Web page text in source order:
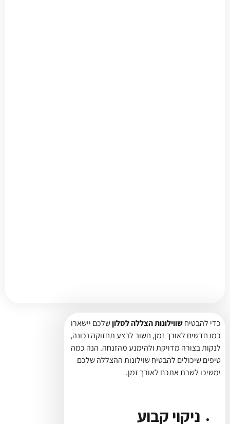
כדי להבטיחשווילונות הצללה לסלוןשלכם יישארו
כמו חדשים לאורך זמן, חשוב לבצע תחזוקה נכונה,
לנקות בצורה מדויקת ולהימנע מהזנחה. הנה כמה
טיפים שיכולים להבטיח שוילונות ההצללה שלכם
ימשיכו לשרת אתכם לאורך זמן.
ניקוי קבוע